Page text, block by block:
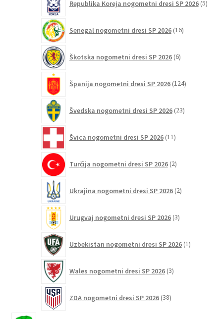
Republika Koreja nogometni dresi SP 2026 5
Senegal nogometni dresi SP 2026 16izdelkov
Škotska nogometni dresi SP 2026 6izdelkov
Španija nogometni dresi SP 2026 124izdelkov
Švedska nogometni dresi SP 2026 23izdelkov
Švica nogometni dresi SP 2026 11izdelkov
Turčija nogometni dresi SP 2026 2izdelka
Ukrajina nogometni dresi SP 2026 2izdelka
Urugvaj nogometni dresi SP 2026 3izdelki
Uzbekistan nogometni dresi SP 2026 1izdelek
Wales nogometni dresi SP 2026 3izdelki
ZDA nogometni dresi SP 2026 38izdelkov